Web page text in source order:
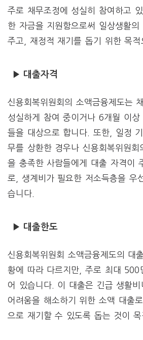
주로 채무조정에 성실히 참여하고
한 자금을 지원함으로써 일상생활의
주고, 재정적 재기를 돕기 위한 목적
▶ 대출자격
신용회복위원회의 소액금융제도는
성실하게 참여 중이거나 6개월 이
들을 대상으로 합니다. 또한, 일정
무를 상환한 경우나 신용회복위원회
을 충족한 사람들에게 대출 자격이
로, 생계비가 필요한 저소득층을 우
습니다.
▶ 대출한도
신용회복위원회 소액금융제도의 대
황에 따라 다르지만, 주로 최대 500
어 있습니다. 이 대출은 긴급 생활비
어려움을 해소하기 위한 소액 대출
으로 재기할 수 있도록 돕는 것이 목